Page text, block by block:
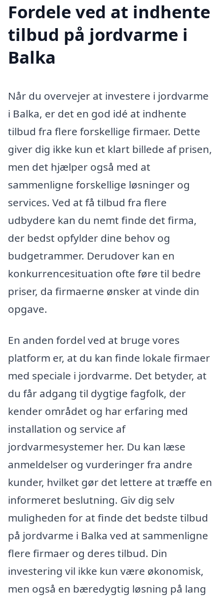
Fordele ved at indhente
tilbud på jordvarme i
Balka
Når du overvejer at investere i jordvarme
i Balka, er det en god idé at indhente
tilbud fra flere forskellige firmaer. Dette
giver dig ikke kun et klart billede af prisen,
men det hjælper også med at
sammenligne forskellige løsninger og
services. Ved at få tilbud fra flere
udbydere kan du nemt finde det firma,
der bedst opfylder dine behov og
budgetrammer. Derudover kan en
konkurrencesituation ofte føre til bedre
priser, da firmaerne ønsker at vinde din
opgave.
En anden fordel ved at bruge vores
platform er, at du kan finde lokale firmaer
med speciale i jordvarme. Det betyder, at
du får adgang til dygtige fagfolk, der
kender området og har erfaring med
installation og service af
jordvarmesystemer her. Du kan læse
anmeldelser og vurderinger fra andre
kunder, hvilket gør det lettere at træffe en
informeret beslutning. Giv dig selv
muligheden for at finde det bedste tilbud
på jordvarme i Balka ved at sammenligne
flere firmaer og deres tilbud. Din
investering vil ikke kun være økonomisk,
men også en bæredygtig løsning på lang